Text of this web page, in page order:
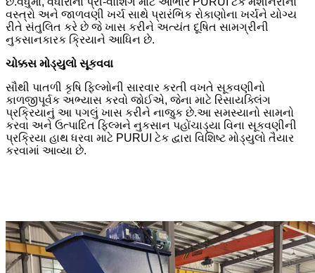
વસ્ત્રો અને જાળવણી ખર્ચ સાથે પ્રારંભિક રોકાણોના ખર્ચને યોગ્ય
રીતે સંતુલિત કરે છે જે ખાસ કરીને અત્યંત દૂષિત સામગ્રીની
નુકસાનકારક ક્રિયાને આધિન છે.
ચોક્કસ મોડ્યુલો સૂકવવા
સૌથી પાતળી કૃષિ ફિલ્મોની સારવાર કરતી વખતે સૂકવણીનો
કાળજીપૂર્વક અભ્યાસ કરવો જોઈએ, જેના માટે રિસાયક્લિંગ
પ્રક્રિયાનું આ પગલું ખાસ કરીને નાજુક છે.આ સમસ્યાનો સામનો
કરવા અને ઉત્પાદિત ફિલ્મને નુકસાન પહોંચાડ્યા વિના સૂકવણીની
પ્રક્રિયા હાથ ધરવા માટે PURUI ટેક દ્વારા વિશિષ્ટ મોડ્યુલો તૈયાર
કરવામાં આવ્યા છે.